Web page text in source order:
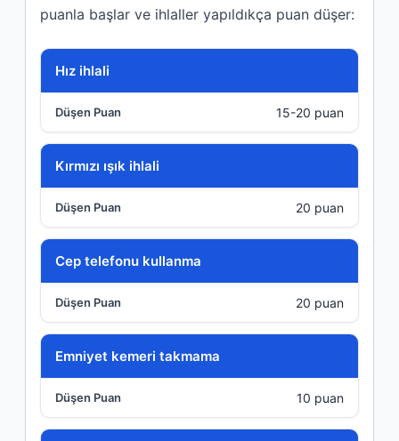
puanla başlar ve ihlaller yapıldıkça puan düşer:
İhlal
Düşen Puan
Hız ihlali
15-20 puan
Kırmızı ışık ihlali
20 puan
Cep telefonu kullanma
20 puan
Emniyet kemeri takmama
10 puan